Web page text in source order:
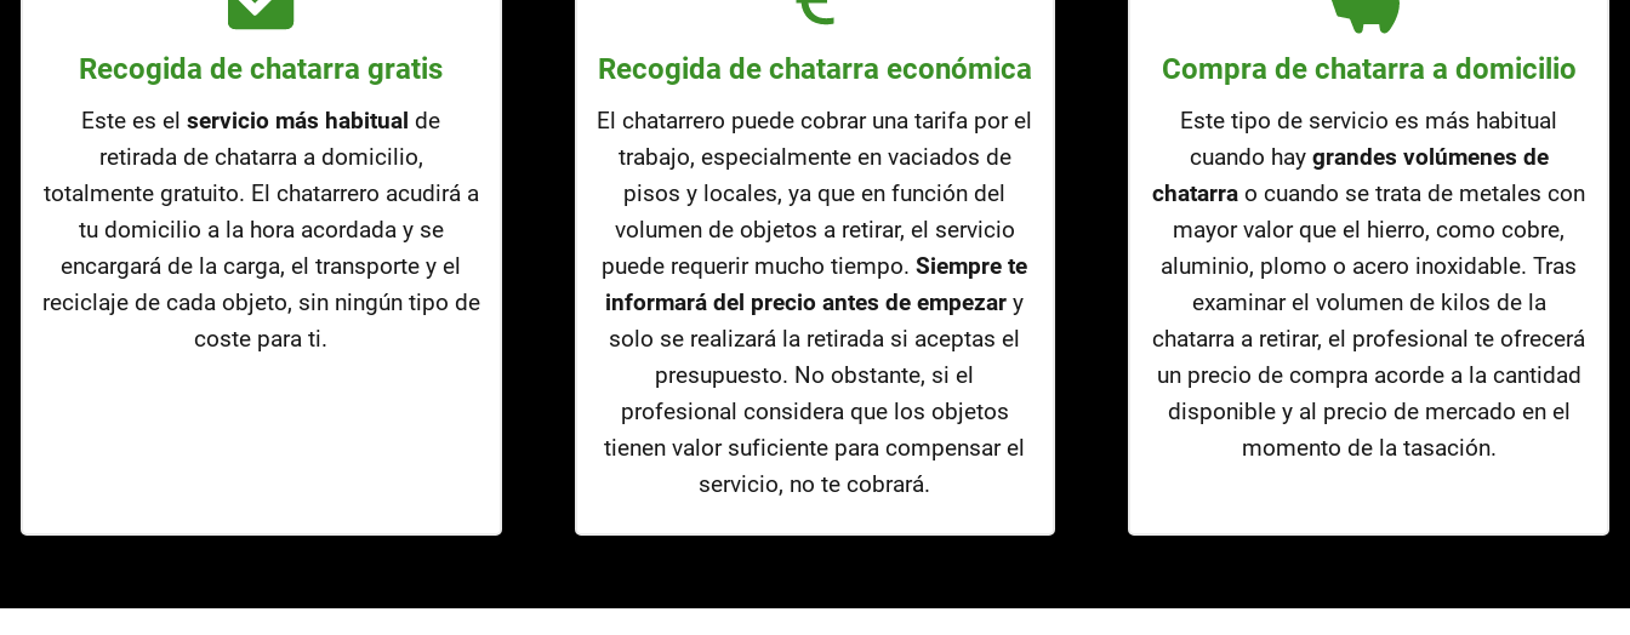
Recogida de chatarra gratis
Este es elservicio más habitual de
retirada de chatarra a domicilio,
totalmente gratuito. El chatarrero acudirá a
tu domicilio a la hora acordada y se
encargará de la carga, el transporte y el
reciclaje de cada objeto, sin ningún tipo de
coste para ti.
Recogida de chatarra económica
El chatarrero puede cobrar una tarifa por el
trabajo, especialmente en vaciados de
pisos y locales, ya que en función del
volumen de objetos a retirar, el servicio
puede requerir mucho tiempo.Siempre te
informará del precio antes de empezar y
solo se realizará la retirada si aceptas el
presupuesto. No obstante, si el
profesional considera que los objetos
tienen valor suficiente para compensar el
servicio, no te cobrará.
Compra de chatarra a domicilio
Este tipo de servicio es más habitual
cuando hay grandes volúmenes de
chatarra o cuando se trata de metales con
mayor valor que el hierro, como cobre,
aluminio, plomo o acero inoxidable. Tras
examinar el volumen de kilos de la
chatarra a retirar, el profesional te ofrecerá
un precio de compra acorde a la cantidad
disponible y al precio de mercado en el
momento de la tasación.